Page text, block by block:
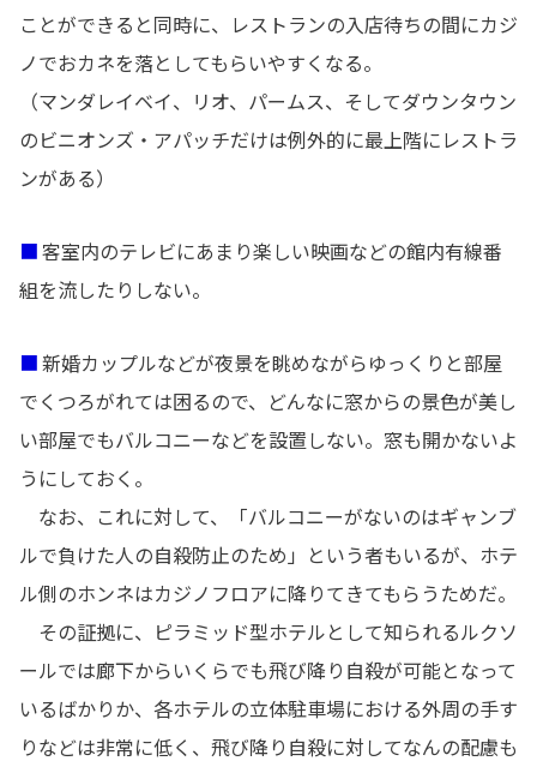
ことができると同時に、レストランの入店待ちの間にカジ
ノでおカネを落としてもらいやすくなる。
（マンダレイベイ、リオ、パームス、そしてダウンタウン
のビニオンズ・アパッチだけは例外的に最上階にレストラ
ンがある）
客室内のテレビにあまり楽しい映画などの館内有線番
組を流したりしない。
■ 新婚カップルなどが夜景を眺めながらゆっくりと部屋
でくつろがれては困るので、どんなに窓からの景色が美し
い部屋でもバルコニーなどを設置しない。窓も開かないよ
うにしておく。
なお、これに対して、「バルコニーがないのはギャンブ
ルで負けた人の自殺防止のため」という者もいるが、ホテ
ル側のホンネはカジノフロアに降りてきてもらうためだ。
その証拠に、ピラミッド型ホテルとして知られるルクソ
ールでは廊下からいくらでも飛び降り自殺が可能となって
いるばかりか、各ホテルの立体駐車場における外周の手す
りなどは非常に低く、飛び降り自殺に対してなんの配慮も